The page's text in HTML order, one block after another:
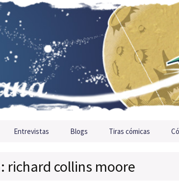
Entrevistas Blogs Tiras cómicas
richard collins moore